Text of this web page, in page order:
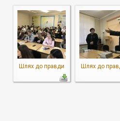
Шлях до правди Шлях до